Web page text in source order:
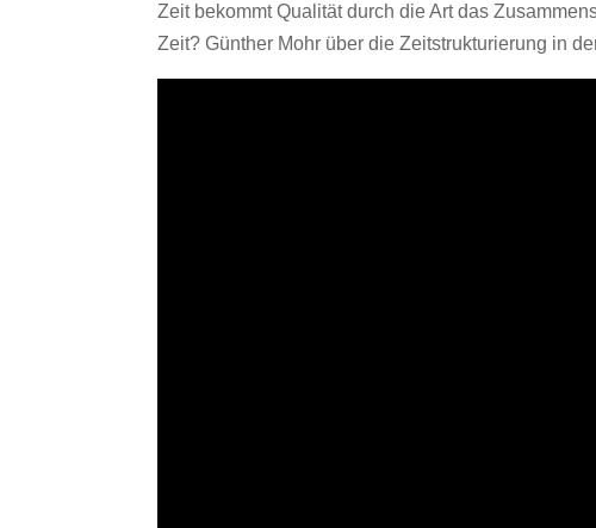
Zeit bekommt Qualität durch die Art das
Zeit? Günther Mohr über die Zeitstrukturierung in